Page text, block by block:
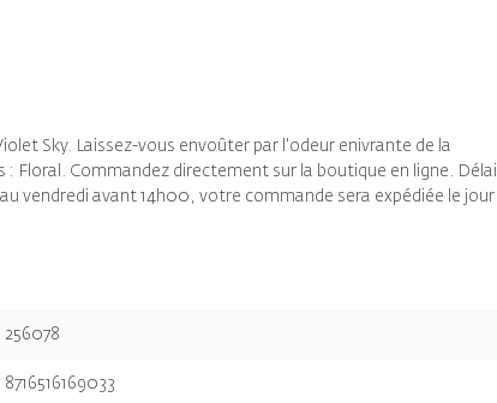
Sky. Laissez-vous envoûter par l'odeur enivrante de la
: Floral. Commandez directement sur la boutique en ligne. Délai
vendredi avant 14h00, votre commande sera expédiée le jour
256078
8716516169033